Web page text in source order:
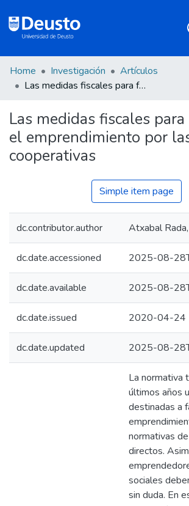
DeustoTeka
Communities
&
Collections
Statistics
Home Investigación
Artículos
Las medidas fiscales para favorecer el emprendimiento por las cooperativas
Las medidas fiscales
el emprendimiento por
cooperativas
Simple item page
dc.contributor.author Atxabal
dc.date.accessioned 2025-08-
dc.date.available 2025-08-
dc.date.issued 2020-04-24
dc.date.updated 2025-08-
La normativa
últimos años
destinadas a
normativas
directos.
sociales
sin duda. En